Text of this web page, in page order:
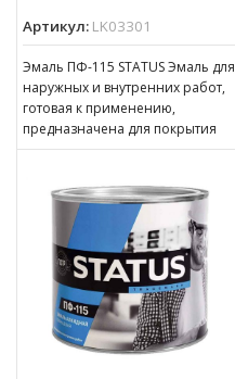
Артикул: LK03301
Эмаль ПФ-115 STATUS Эмаль для
наружных и внутренних работ,
готовая к применению,
предназначена для покрытия
металлических, деревянных,